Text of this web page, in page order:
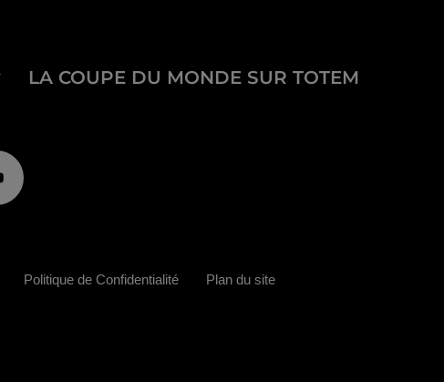
LA COUPE DU MONDE SUR TOTEM
Politique de Confidentialité Plan du site